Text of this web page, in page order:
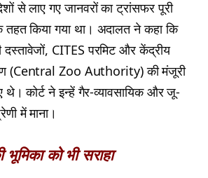
से लाए गए जानवरों का ट्रांसफर पूरी
तहत किया गया था। अदालत ने कहा कि
CITES परमिट और केंद्रीय
(Central Zoo Authority) की मंजूरी
कोर्ट ने इन्हें गैर-व्यावसायिक और जू-
में माना।
को भी सराहा